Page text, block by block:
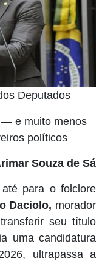
Deputados
— e muito menos
políticos
Souza de Sá
para o folclore
Daciolo, morador
seu título
uma candidatura
ultrapassa a